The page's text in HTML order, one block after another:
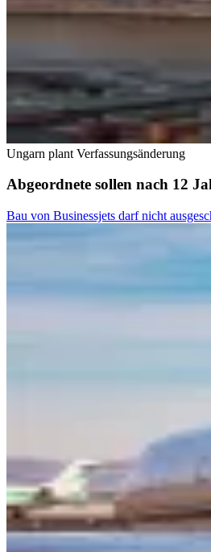
Ungarn plant Verfassungsänderung
Abgeordnete sollen nach 12
Bau von Businessjets darf nicht